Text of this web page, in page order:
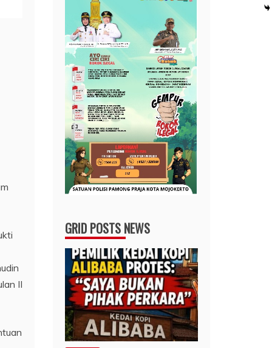
II
GRID POSTS NEWS